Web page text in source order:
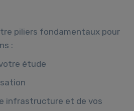
piliers fondamentaux pour
:
étude
infrastructure et de vos